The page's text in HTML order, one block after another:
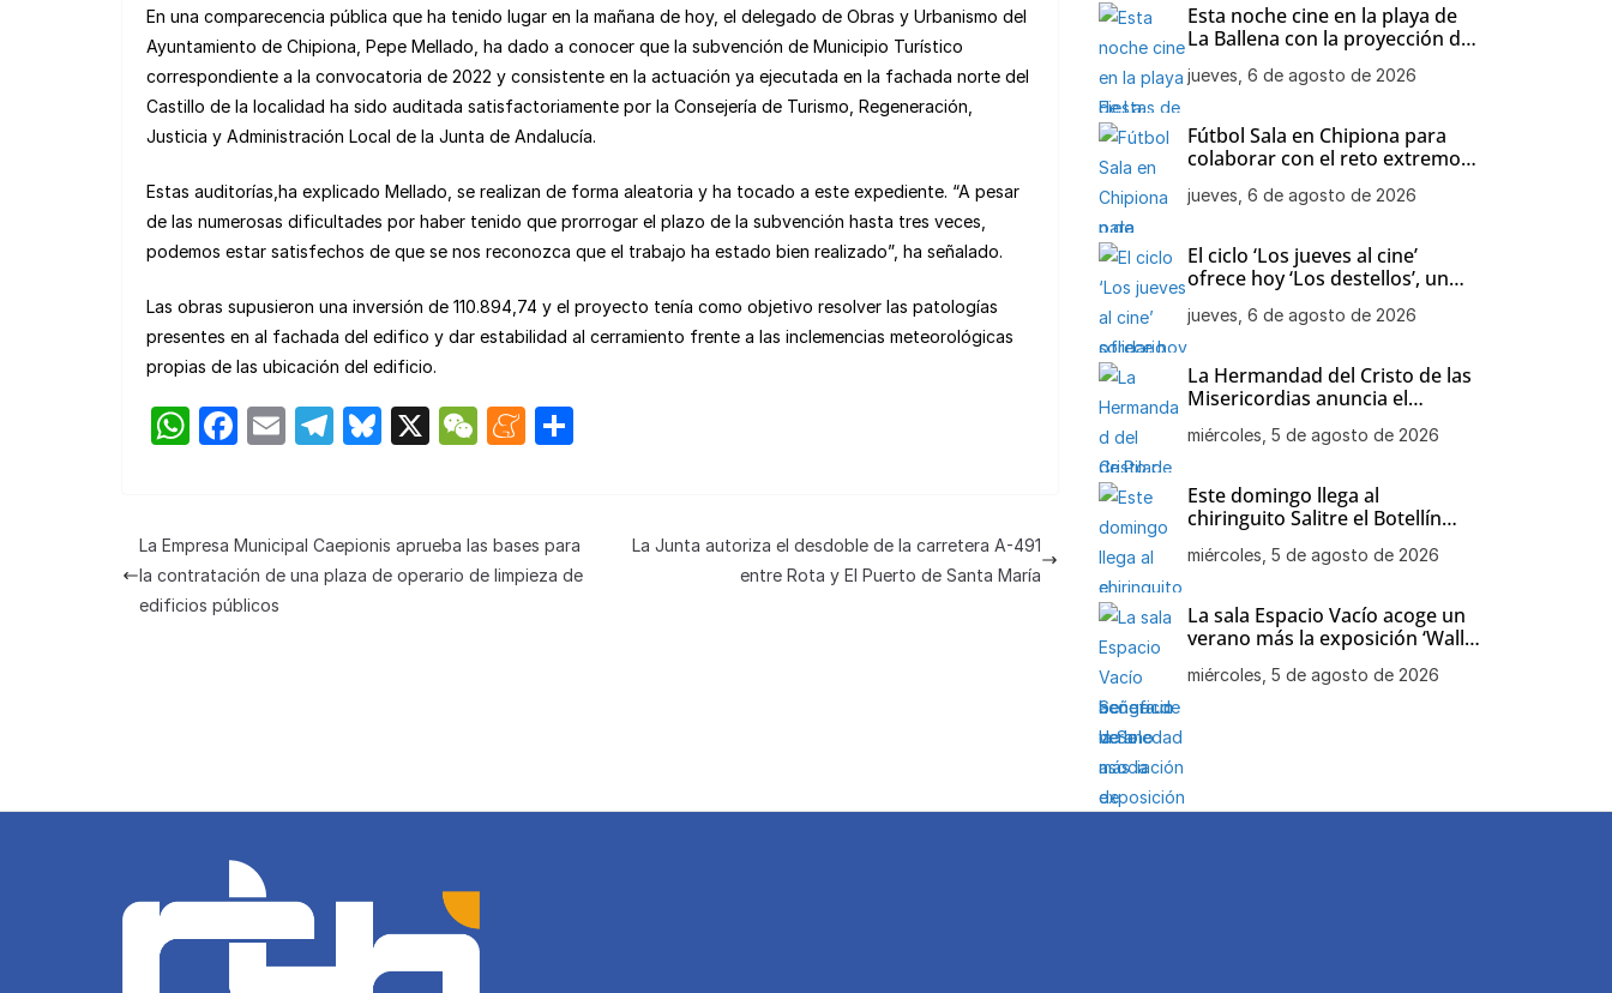
at
s
A
p
p
c
e
b
o
o
k
ail e
gr
a
m
e
s
k
y
C
h
at
n
e
a
m
e
m
p
ar
tir
En una comparecencia pública que ha tenido lugar en la mañana de hoy, el delegado de Obras y Urbanismo del
Ayuntamiento de Chipiona, Pepe Mellado, ha dado a conocer que la subvención de Municipio Turístico
correspondiente a la convocatoria de 2022 y consistente en la actuación ya ejecutada en la fachada norte del
Castillo de la localidad ha sido auditada satisfactoriamente por la Consejería de Turismo, Regeneración,
Justicia y Administración Local de la Junta de Andalucía.
Estas auditorías,ha explicado Mellado, se realizan de forma aleatoria y ha tocado a este expediente. “A pesar
de las numerosas dificultades por haber tenido que prorrogar el plazo de la subvención hasta tres veces,
podemos estar satisfechos de que se nos reconozca que el trabajo ha estado bien realizado”, ha señalado.
Las obras supusieron una inversión de 110.894,74 y el proyecto tenía como objetivo resolver las patologías
presentes en al fachada del edifico y dar estabilidad al cerramiento frente a las inclemencias meteorológicas
propias de las ubicación del edificio.
W
s
A
p
F
e
b
o
E
T
gr
a
Bl
s
k
X
W
h
at
M
e
a
p
ar
La Empresa Municipal Caepionis aprueba las bases para
la contratación de una plaza de operario de limpieza de
edificios públicos
La Junta autoriza el desdoble de la carretera A-491
entre Rota y El Puerto de Santa María
Esta noche cine en la playa de
La Ballena con la proyección de
jueves, 6 de agosto de 2026
Fútbol Sala en Chipiona para
colaborar con el reto extremo
jueves, 6 de agosto de 2026
El ciclo ‘Los jueves al cine’
ofrece hoy ‘Los destellos’, un
jueves, 6 de agosto de 2026
La Hermandad del Cristo de las
Misericordias anuncia el
de la Soledad
miércoles, 5 de agosto de 2026
Este domingo llega al
chiringuito Salitre el Botellín
asociación de Alzheimer y otras
miércoles, 5 de agosto de 2026
La sala Espacio Vacío acoge un
verano más la exposición ‘Wall
Aparcero
miércoles, 5 de agosto de 2026